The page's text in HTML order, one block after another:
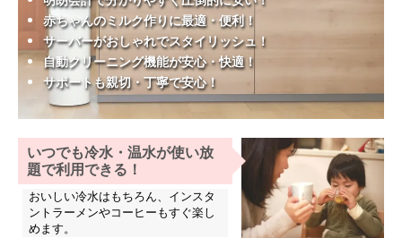
赤ちゃんのミルク作りに最適・便利！
サーバーがおしゃれでスタイリッシュ！
自動クリーニング機能が安心・快適！
サポートも親切・丁寧で安心！
いつでも冷水・温水が使い放
題で利用できる！
おいしい冷水はもちろん、インスタ
ントラーメンやコーヒーもすぐ楽し
めます。